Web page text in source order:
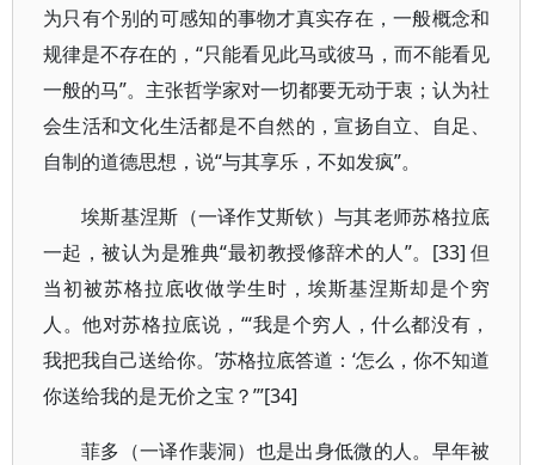
为只有个别的可感知的事物才真实存在，一般概念和
规律是不存在的，“只能看见此马或彼马，而不能看见
一般的马”。主张哲学家对一切都要无动于衷；认为社
会生活和文化生活都是不自然的，宣扬自立、自足、
自制的道德思想，说“与其享乐，不如发疯”。
埃斯基涅斯（一译作艾斯钦）与其老师苏格拉底
一起，被认为是雅典“最初教授修辞术的人”。[33] 但
当初被苏格拉底收做学生时，埃斯基涅斯却是个穷
人。他对苏格拉底说，“‘我是个穷人，什么都没有，
我把我自己送给你。’苏格拉底答道：‘怎么，你不知道
你送给我的是无价之宝？’”[34]
菲多（一译作裴洞）也是出身低微的人。早年被